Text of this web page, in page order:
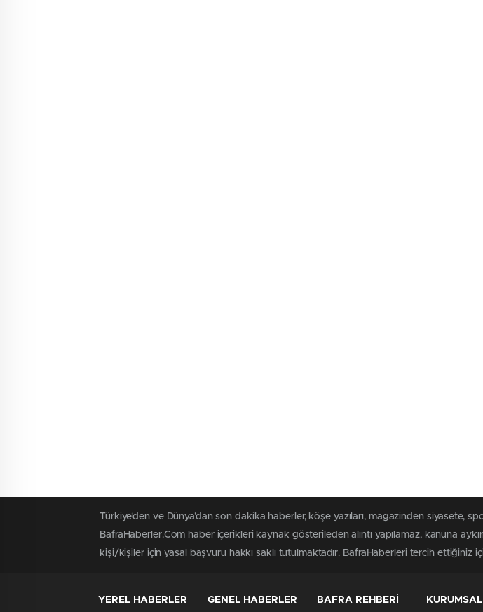
Türkiye'den ve Dünya’dan son dakika haberler, köşe yazıları, magazinden siyasete,
BafraHaberler.Com haber içerikleri kaynak gösterileden alıntı yapılamaz, kanuna
kişi/kişiler için yasal başvuru hakkı saklı tutulmaktadır. BafraHaberleri tercih ettiğiniz
YEREL HABERLER GENEL HABERLER BAFRA REHBERİ KURUMSAL